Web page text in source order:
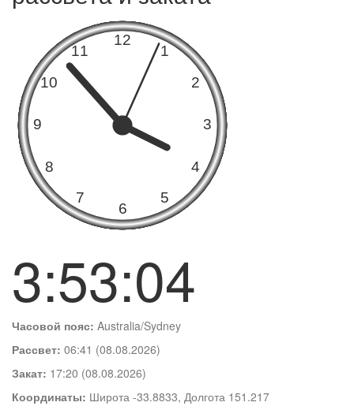
3:53:04
Часовой пояс: Australia/Sydney
Рассвет: 06:41 (08.08.2026)
Закат: 17:20 (08.08.2026)
Координаты: Широта -33.8833, Долгота 151.217